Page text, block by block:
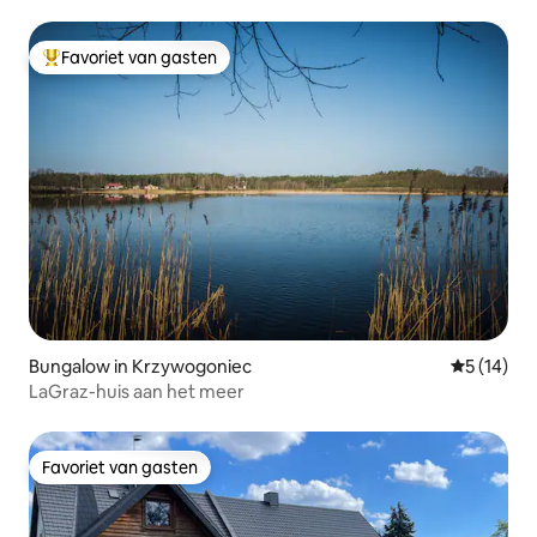
Topfavoriet van gasten
Favoriet van gasten
Bungalow in Krzywogoniec
5 (14)
LaGraz-huis aan het meer
Favoriet van gasten
Favoriet van gasten